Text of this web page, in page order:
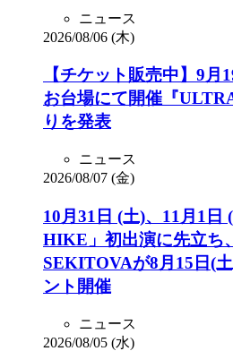
ニュース
2026/08/06 (木)
【チケット販売中】9月
お台場にて開催『
りを発表
ニュース
2026/08/07 (金)
10月31日 (土)、11月1
HIKE」初出演に先立ち
SEKITOVAが8月15日(
ント開催
ニュース
2026/08/05 (水)